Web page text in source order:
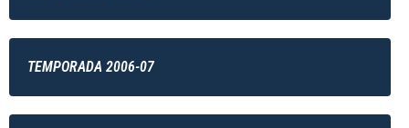
TEMPORADA 2006-07